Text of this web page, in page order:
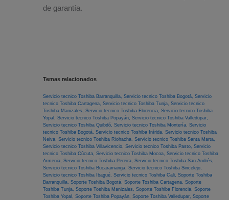
de garantía.
Temas relacionados
Servicio tecnico Toshiba Barranquilla, Servicio tecnico Toshiba Bogotá, Servicio
tecnico Toshiba Cartagena, Servicio tecnico Toshiba Tunja, Servicio tecnico
Toshiba Manizales, Servicio tecnico Toshiba Florencia, Servicio tecnico Toshiba
Yopal, Servicio tecnico Toshiba Popayán, Servicio tecnico Toshiba Valledupar,
Servicio tecnico Toshiba Quibdó, Servicio tecnico Toshiba Montería, Servicio
tecnico Toshiba Bogotá, Servicio tecnico Toshiba Inírida, Servicio tecnico Toshiba
Neiva, Servicio tecnico Toshiba Riohacha, Servicio tecnico Toshiba Santa Marta,
Servicio tecnico Toshiba Villavicencio, Servicio tecnico Toshiba Pasto, Servicio
tecnico Toshiba Cúcuta, Servicio tecnico Toshiba Mocoa, Servicio tecnico Toshiba
Armenia, Servicio tecnico Toshiba Pereira, Servicio tecnico Toshiba San Andrés,
Servicio tecnico Toshiba Bucaramanga, Servicio tecnico Toshiba Sincelejo,
Servicio tecnico Toshiba Ibagué, Servicio tecnico Toshiba Cali, Soporte Toshiba
Barranquilla, Soporte Toshiba Bogotá, Soporte Toshiba Cartagena, Soporte
Toshiba Tunja, Soporte Toshiba Manizales, Soporte Toshiba Florencia, Soporte
Toshiba Yopal, Soporte Toshiba Popayán, Soporte Toshiba Valledupar, Soporte